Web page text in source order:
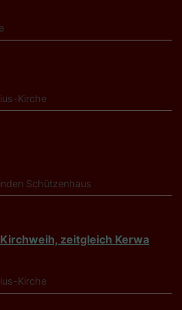
Kirche
Schützenhaus
zeitgleich Kerwa
Kirche